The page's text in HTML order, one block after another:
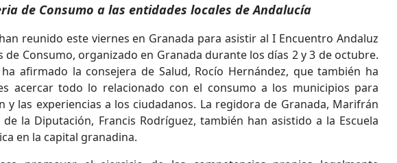
de Consumo a las entidades locales de Andalucía
reunido este viernes en Granada para asistir al I Encuentro Andaluz
de Consumo, organizado en Granada durante los días 2 y 3 de octubre.
afirmado la consejera de Salud, Rocío Hernández, que también ha
acercar todo lo relacionado con el consumo a los municipios para
y las experiencias a los ciudadanos. La regidora de Granada, Marifrán
la Diputación, Francis Rodríguez, también han asistido a la Escuela
en la capital granadina.